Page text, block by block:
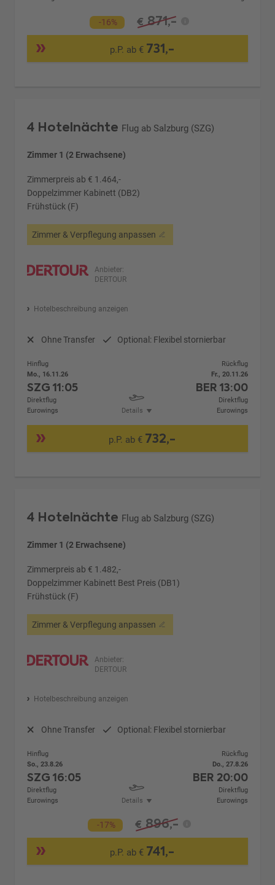
-16% € 871,-
p.P. ab € 731,-
4 Hotelnächte Flug ab Salzburg (SZG)
Zimmer 1 (2 Erwachsene)
Zimmerpreis ab € 1.464,-
Doppelzimmer Kabinett (DB2)
Frühstück (F)
Zimmer & Verpflegung anpassen
Anbieter:
DERTOUR
Hotelbeschreibung anzeigen
Ohne Transfer Optional: Flexibel stornierbar
Hinflug
Mo., 16.11.26
SZG11:05
Direktflug
Eurowings
Details
Rückflug
Fr., 20.11.26
BER 13:00
Direktflug
Eurowings
p.P. ab € 732,-
4 Hotelnächte Flug ab Salzburg (SZG)
Zimmer 1 (2 Erwachsene)
Zimmerpreis ab € 1.482,-
Doppelzimmer Kabinett Best Preis (DB1)
Frühstück (F)
Zimmer & Verpflegung anpassen
Anbieter:
DERTOUR
Hotelbeschreibung anzeigen
Ohne Transfer Optional: Flexibel stornierbar
Hinflug
So., 23.8.26
SZG16:05
Direktflug
Eurowings
Details
Rückflug
Do., 27.8.26
BER 20:00
Direktflug
Eurowings
-17% € 896,-
p.P. ab € 741,-